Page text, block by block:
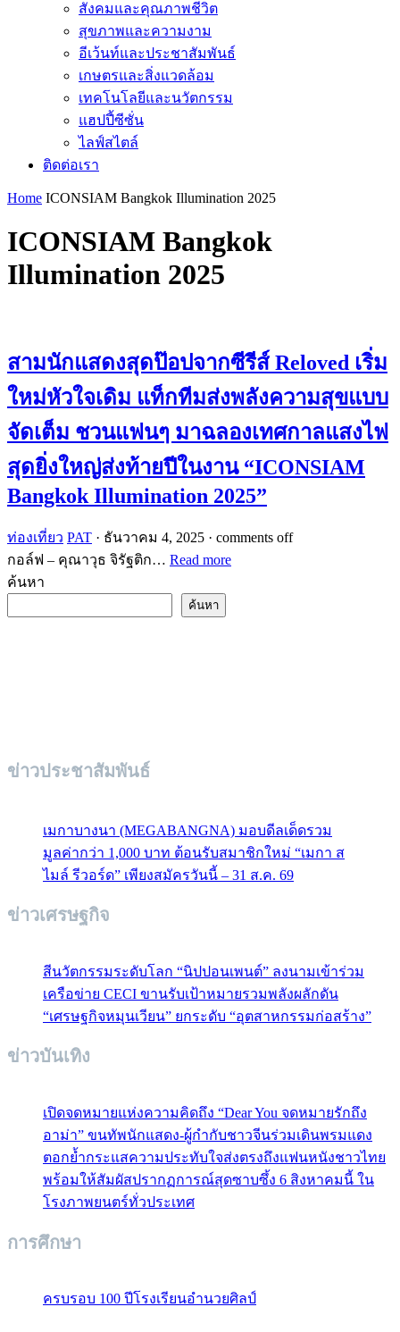
สังคมและคุณภาพชีวิต
สุขภาพและความงาม
อีเว้นท์และประชาสัมพันธ์
เกษตรและสิ่งแวดล้อม
เทคโนโลยีและนวัตกรรม
แฮปปี้ซีซั่น
ไลฟ์สไตล์
ติดต่อเรา
Home ICONSIAM Bangkok Illumination 2025
ICONSIAM Bangkok
Illumination 2025
สามนักแสดงสุดป๊อปจากซีรีส์ Reloved เริ่ม
ใหม่หัวใจเดิม แท็กทีมส่งพลังความสุขแบบ
จัดเต็ม ชวนแฟนๆ มาฉลองเทศกาลแสงไฟ
สุดยิ่งใหญ่ส่งท้ายปีในงาน “ICONSIAM
Bangkok Illumination 2025”
ท่องเที่ยว PAT · ธันวาคม 4, 2025 · comments off
กอล์ฟ – คุณาวุธ จิรัฐติก… Read more
ค้นหา
ค้นหา
ข่าวประชาสัมพันธ์
เมกาบางนา (MEGABANGNA) มอบดีลเด็ดรวม
มูลค่ากว่า 1,000 บาท ต้อนรับสมาชิกใหม่ “เมกา ส
ไมล์ รีวอร์ด” เพียงสมัครวันนี้ – 31 ส.ค. 69
ข่าวเศรษฐกิจ
สีนวัตกรรมระดับโลก “นิปปอนเพนต์” ลงนามเข้าร่วม
เครือข่าย CECI ขานรับเป้าหมายรวมพลังผลักดัน
“เศรษฐกิจหมุนเวียน” ยกระดับ “อุตสาหกรรมก่อสร้าง”
ข่าวบันเทิง
เปิดจดหมายแห่งความคิดถึง “Dear You จดหมายรักถึง
อาม่า” ขนทัพนักแสดง-ผู้กำกับชาวจีนร่วมเดินพรมแดง
ตอกย้ำกระแสความประทับใจส่งตรงถึงแฟนหนังชาวไทย
พร้อมให้สัมผัสปรากฏการณ์สุดซาบซึ้ง 6 สิงหาคมนี้ ใน
โรงภาพยนตร์ทั่วประเทศ
การศึกษา
ครบรอบ 100 ปีโรงเรียนอำนวยศิลป์